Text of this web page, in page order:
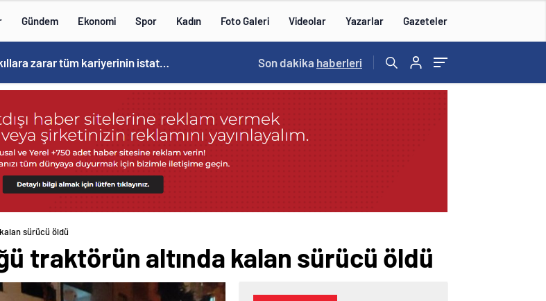
Gündem Ekonomi Spor Kadın Foto Galeri Videolar Yazarlar Gazeteler
Cristiano Ronaldo’nun akıllara zarar tüm kariyerinin istatistiğini çıkardık ! 14:57 /
Son dakika haberleri
sürücü öldü
traktörün altında kalan sürücü öldü